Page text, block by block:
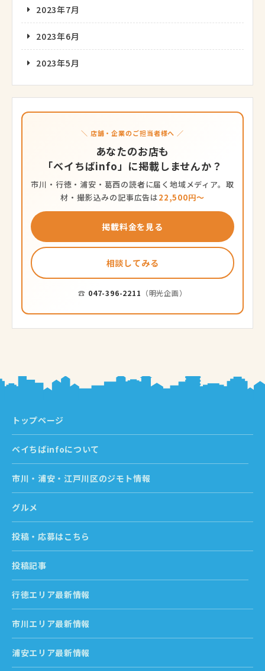
2023年7月
2023年6月
2023年5月
＼ 店舗・企業のご担当者様へ ／
あなたのお店も
「ベイちばinfo」に掲載しませんか？
市川・行徳・浦安・葛西の読者に届く地域メディア。取
材・撮影込みの記事広告は22,500円〜
掲載料金を見る
相談してみる
☎ 047-396-2211 （明光企画）
トップページ
ベイちばinfoについて
市川・浦安・江戸川区のジモト情報
グルメ
投稿・応募はこちら
投稿記事
行徳エリア最新情報
市川エリア最新情報
浦安エリア最新情報